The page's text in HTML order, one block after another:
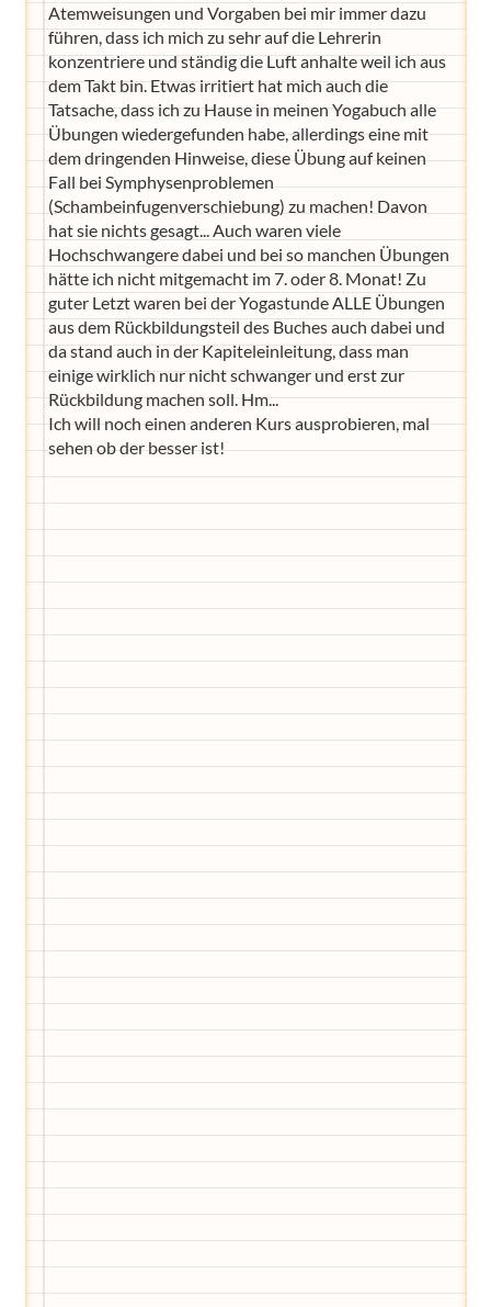
Atemweisungen und Vorgaben bei mir immer dazu
führen, dass ich mich zu sehr auf die Lehrerin
konzentriere und ständig die Luft anhalte weil ich aus
dem Takt bin. Etwas irritiert hat mich auch die
Tatsache, dass ich zu Hause in meinen Yogabuch alle
Übungen wiedergefunden habe, allerdings eine mit
dem dringenden Hinweise, diese Übung auf keinen
Fall bei Symphysenproblemen
(Schambeinfugenverschiebung) zu machen! Davon
hat sie nichts gesagt... Auch waren viele
Hochschwangere dabei und bei so manchen Übungen
hätte ich nicht mitgemacht im 7. oder 8. Monat! Zu
guter Letzt waren bei der Yogastunde ALLE Übungen
aus dem Rückbildungsteil des Buches auch dabei und
da stand auch in der Kapiteleinleitung, dass man
einige wirklich nur nicht schwanger und erst zur
Rückbildung machen soll. Hm...
Ich will noch einen anderen Kurs ausprobieren, mal
sehen ob der besser ist!